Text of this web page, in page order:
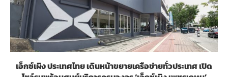
เอ็กซ์เผิง ประเทศไทย เดินหน้าขยายเครือข่ายทั่วประเทศ เปิด